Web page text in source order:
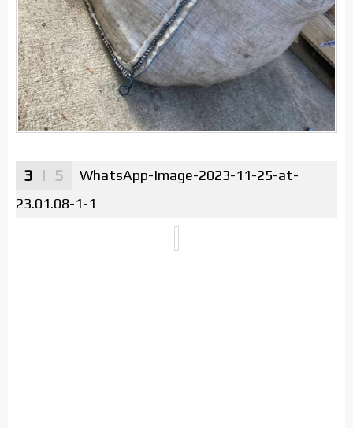
3 | 5
WhatsApp-Image-2023-11-25-at-
23.01.08-1-1